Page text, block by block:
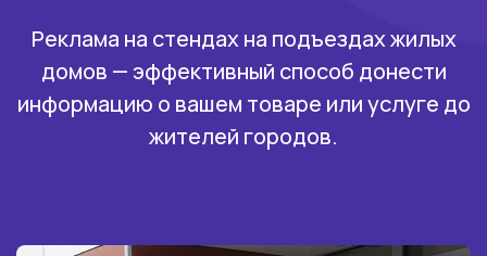
Реклама на стендах на подъездах жилых
домов — эффективный способ донести
информацию о вашем товаре или услуге до
жителей городов.